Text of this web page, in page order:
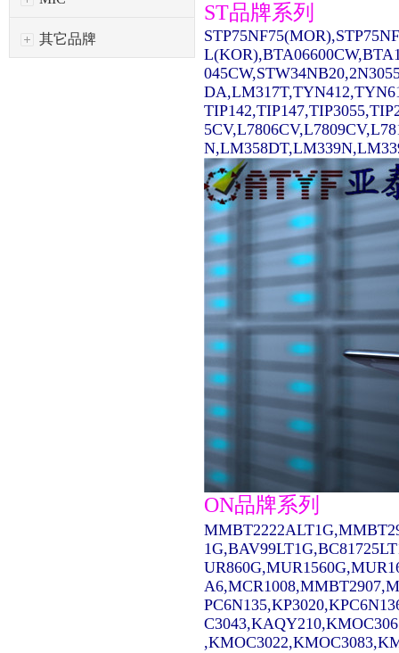
其它品牌
ST品牌系列
ON品牌系列